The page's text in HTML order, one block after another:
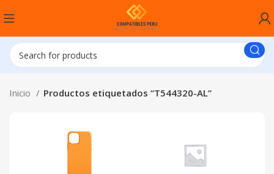
Inicio Productos etiquetados “T544320-AL”